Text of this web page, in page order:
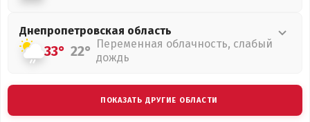
Днепропетровская область
33° 22° Переменная облачность, слабый
дождь
ПОКАЗАТЬ ДРУГИЕ ОБЛАСТИ